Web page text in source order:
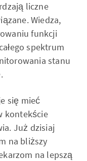
liczne
Wiedza,
funkcji
spektrum
stanu
się mieć
kontekście
Już dzisiaj
na bliższy
na lepszą